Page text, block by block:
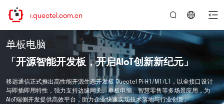
www.quectel.com.cn
简
体
文
单板电脑
「开源智能开发板，开启AIoT创新新纪元」
移远通信正式推出高性能开源生态开发板 Quectel Pi-H1/M1/L1，以全接口设计
与即插即用特性，强力支持边缘网关、单板电脑、智慧零售等多场景应用，为
AIoT端侧开发提供高效平台，助力企业快速实现技术落地与行业创新。
论坛与博客
「技术生态共创平台」
汇聚5G/Cat.1/NB-IoT/GNSS/Wi-Fi全技术资源，提供开发工具、SDK及专家实时支
持，共享全球实战案例与创新方案，助力开发者高效突破物联网开发瓶颈，共建
知识共享、技术共创的开放生态。